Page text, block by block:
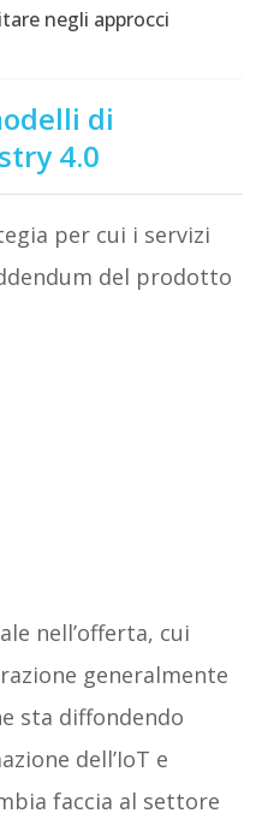
negli approcci
di
4.0
per cui i servizi
del prodotto
nell’offerta, cui
generalmente
sta diffondendo
dell’IoT e
faccia al settore